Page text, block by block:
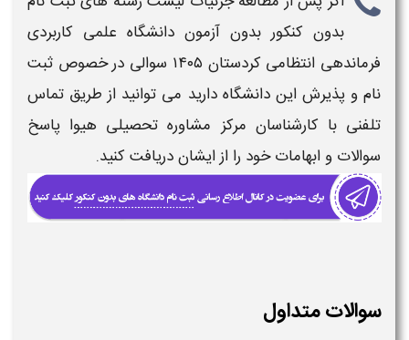
بدون کنکور بدون آزمون دانشگاه علمی کاربردی
فرماندهی انتظامی کردستان
سوالی در خصوص ثبت
نام و پذیرش این دانشگاه دارید می توانید از طریق تماس
تلفنی با کارشناسان مرکز مشاوره تحصیلی هیوا پاسخ
سوالات و ابهامات خود را از ایشان دریافت کنید.
سوالات متداول